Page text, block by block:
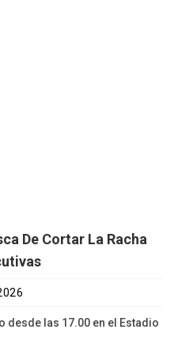
De Cortar La Racha
desde las 17.00 en el Estadio